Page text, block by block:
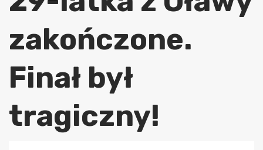
zakończone.
Finał był
tragiczny!